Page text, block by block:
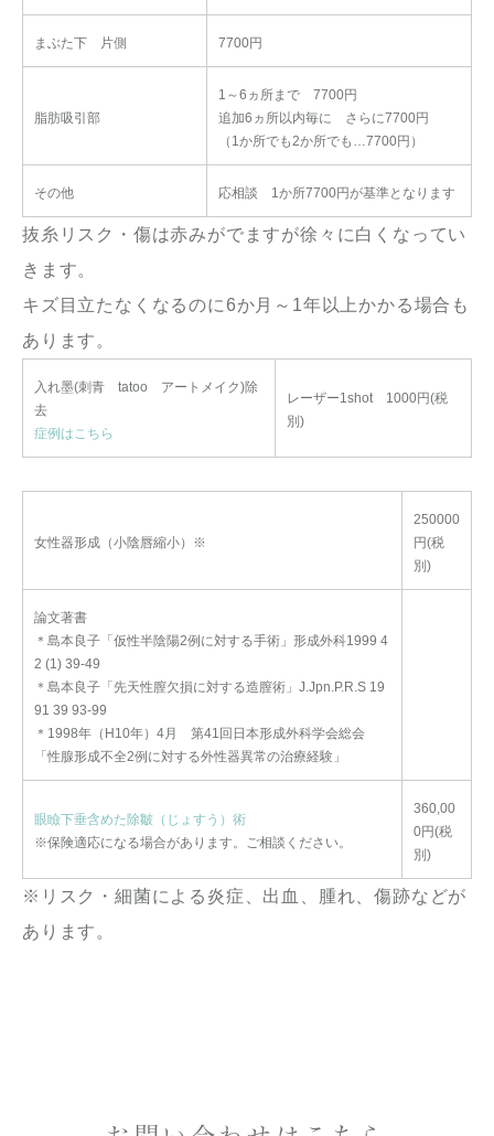
まぶた下 片側 7700円
脂肪吸引部
1～6ヵ所まで 7700円
追加6ヵ所以内毎に さらに7700円
（1か所でも2か所でも…7700円）
その他 応相談 1か所7700円が基準となります
抜糸リスク・傷は赤みがでますが徐々に白くなってい
きます。
キズ目立たなくなるのに6か月～1年以上かかる場合も
あります。
入れ墨(刺青 tatoo アートメイク)除
去
症例はこちら
レーザー1shot 1000円(税
別)
女性器形成（小陰唇縮小）※
250000
円(税
別)
論文著書
＊島本良子「仮性半陰陽2例に対する手術」形成外科1999 4
2 (1) 39-49
＊島本良子「先天性膣欠損に対する造膣術」J.Jpn.P.R.S 19
91 39 93-99
＊1998年（H10年）4月 第41回日本形成外科学会総会
「性腺形成不全2例に対する外性器異常の治療経験」
眼瞼下垂含めた除皺（じょすう）術
※保険適応になる場合があります。ご相談ください。
360,00
0円(税
別)
※リスク・細菌による炎症、出血、腫れ、傷跡などが
あります。